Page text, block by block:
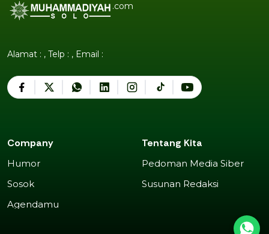
.com
Alamat : , Telp : , Email :
Company
Humor
Sosok
Agendamu
Tentang Kita
Pedoman Media Siber
Susunan Redaksi